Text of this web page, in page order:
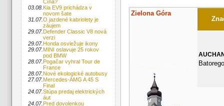
Čína?
03.08.Kia EV9 prichádza v
novom šate
31.07.O jazdené kabriolety je
záujem
29.07.Defender Classic V8 nová
verzi
29.07.Honda osviežuje ikony
29.07.MINI oslavuje 25 rokov
pod BMW
28.07.Pogačar vyhral Tour de
France
28.07.Nové ekologické autobusy
27.07.Mercedes-AMG A 45 S
Final
24.07.Stúpa predaj elektrických
áut
24.07.Pred dovolenkou
Zielona Góra